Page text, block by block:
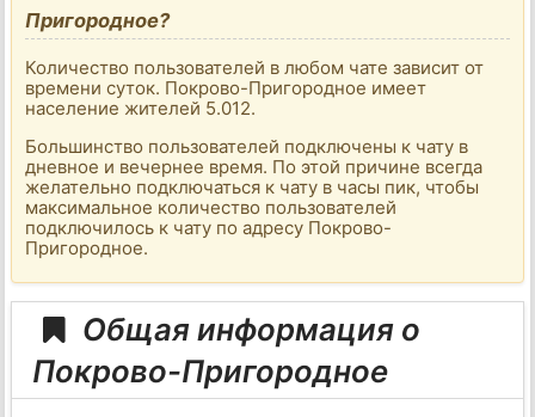
Пригородное?
Количество пользователей в любом чате зависит от
времени суток. Покрово-Пригородное имеет
население жителей 5.012.
Большинство пользователей подключены к чату в
дневное и вечернее время. По этой причине всегда
желательно подключаться к чату в часы пик, чтобы
максимальное количество пользователей
подключилось к чату по адресу Покрово-
Пригородное.
Общая информация о
Покрово-Пригородное